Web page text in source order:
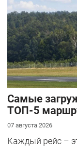
Самые
ТОП-5
07 августа 2026
Каждый рейс –